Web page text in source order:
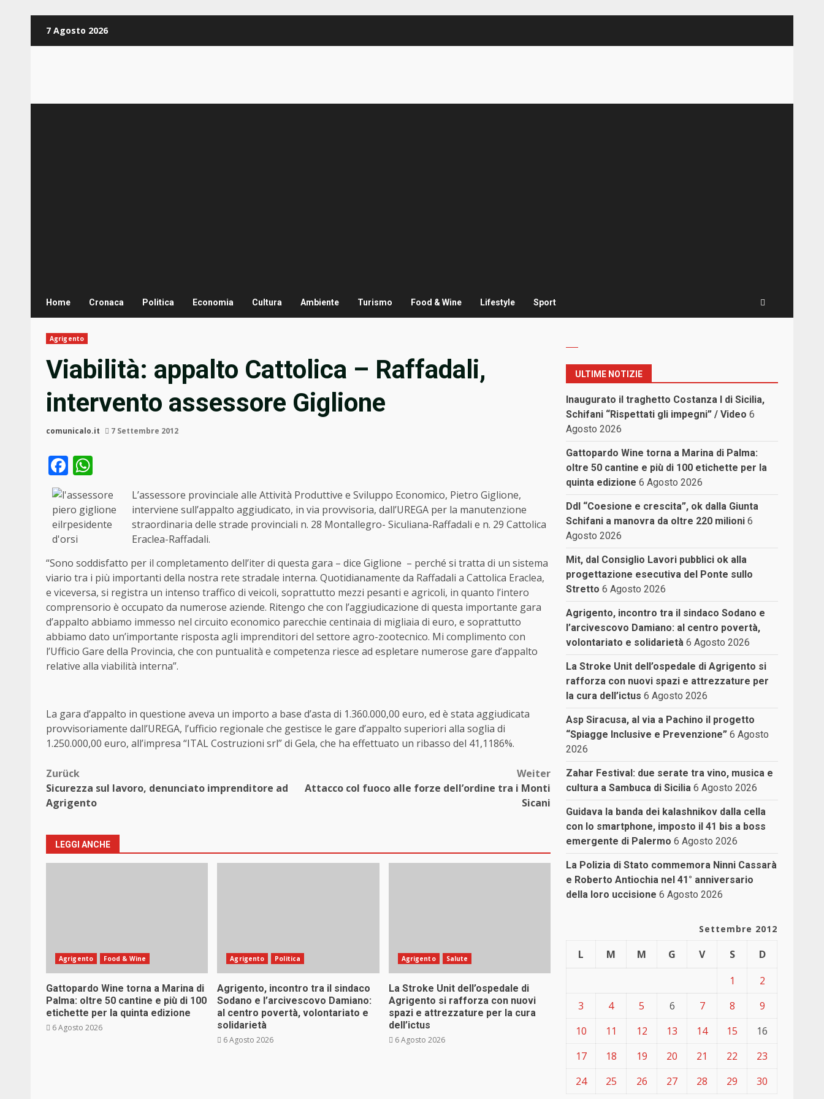
Inhalt7 Agosto 2026
Home Cronaca Politica Economia Cultura Ambiente Turismo Food & Wine Lifestyle Sport
Agrigento
Viabilità: appalto Cattolica – Raffadali,
intervento assessore Giglione
comunicalo.it 7 Settembre 2012
Facebook
L’assessore provinciale alle Attività Produttive e Sviluppo Economico, Pietro Giglione,
interviene sull’appalto aggiudicato, in via provvisoria, dall’UREGA per la manutenzione
straordinaria delle strade provinciali n. 28 Montallegro- Siculiana-Raffadali e n. 29 Cattolica
Eraclea-Raffadali.
“Sono soddisfatto per il completamento dell’iter di questa gara – dice Giglione – perché si tratta di un sistema
viario tra i più importanti della nostra rete stradale interna. Quotidianamente da Raffadali a Cattolica Eraclea,
e viceversa, si registra un intenso traffico di veicoli, soprattutto mezzi pesanti e agricoli, in quanto l’intero
comprensorio è occupato da numerose aziende. Ritengo che con l’aggiudicazione di questa importante gara
d’appalto abbiamo immesso nel circuito economico parecchie centinaia di migliaia di euro, e soprattutto
abbiamo dato un’importante risposta agli imprenditori del settore agro-zootecnico. Mi complimento con
l’Ufficio Gare della Provincia, che con puntualità e competenza riesce ad espletare numerose gare d’appalto
relative alla viabilità interna”.
La gara d’appalto in questione aveva un importo a base d’asta di 1.360.000,00 euro, ed è stata aggiudicata
provvisoriamente dall’UREGA, l’ufficio regionale che gestisce le gare d’appalto superiori alla soglia di
1.250.000,00 euro, all’impresa “ITAL Costruzioni srl” di Gela, che ha effettuato un ribasso del 41,1186%.
Beitragsnavigation
Zurück
Sicurezza sul lavoro, denunciato imprenditore ad
Agrigento
Weiter
Attacco col fuoco alle forze dell’ordine tra i Monti
Sicani
LEGGI ANCHE
Agrigento Food & Wine
Gattopardo Wine torna a Marina di
Palma: oltre 50 cantine e più di 100
etichette per la quinta edizione
6 Agosto 2026
Agrigento Politica
Agrigento, incontro tra il sindaco
Sodano e l’arcivescovo Damiano:
al centro povertà, volontariato e
solidarietà
6 Agosto 2026
Agrigento Salute
La Stroke Unit dell’ospedale di
Agrigento si rafforza con nuovi
spazi e attrezzature per la cura
dell’ictus
6 Agosto 2026
ULTIME NOTIZIE
Inaugurato il traghetto Costanza I di Sicilia,
Schifani “Rispettati gli impegni” / Video 6
Agosto 2026
Gattopardo Wine torna a Marina di Palma:
oltre 50 cantine e più di 100 etichette per la
quinta edizione 6 Agosto 2026
Ddl “Coesione e crescita”, ok dalla Giunta
Schifani a manovra da oltre 220 milioni 6
Agosto 2026
Mit, dal Consiglio Lavori pubblici ok alla
progettazione esecutiva del Ponte sullo
Stretto 6 Agosto 2026
Agrigento, incontro tra il sindaco Sodano e
l’arcivescovo Damiano: al centro povertà,
volontariato e solidarietà 6 Agosto 2026
La Stroke Unit dell’ospedale di Agrigento si
rafforza con nuovi spazi e attrezzature per
la cura dell’ictus 6 Agosto 2026
Asp Siracusa, al via a Pachino il progetto
“Spiagge Inclusive e Prevenzione” 6 Agosto
2026
Zahar Festival: due serate tra vino, musica e
cultura a Sambuca di Sicilia 6 Agosto 2026
Guidava la banda dei kalashnikov dalla cella
con lo smartphone, imposto il 41 bis a boss
emergente di Palermo 6 Agosto 2026
La Polizia di Stato commemora Ninni Cassarà
e Roberto Antiochia nel 41° anniversario
della loro uccisione 6 Agosto 2026
Settembre 2012
L M M G V S
D
1
2
3
4 5 6 7 8
9
10
11 12 13 14 15
16
17
18 19 20 21 22
23
24
25 26 27 28 29 30